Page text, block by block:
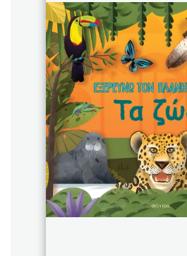
Το ξενοδοχείο
Χάρης Πολίτης
Καθρέφτης